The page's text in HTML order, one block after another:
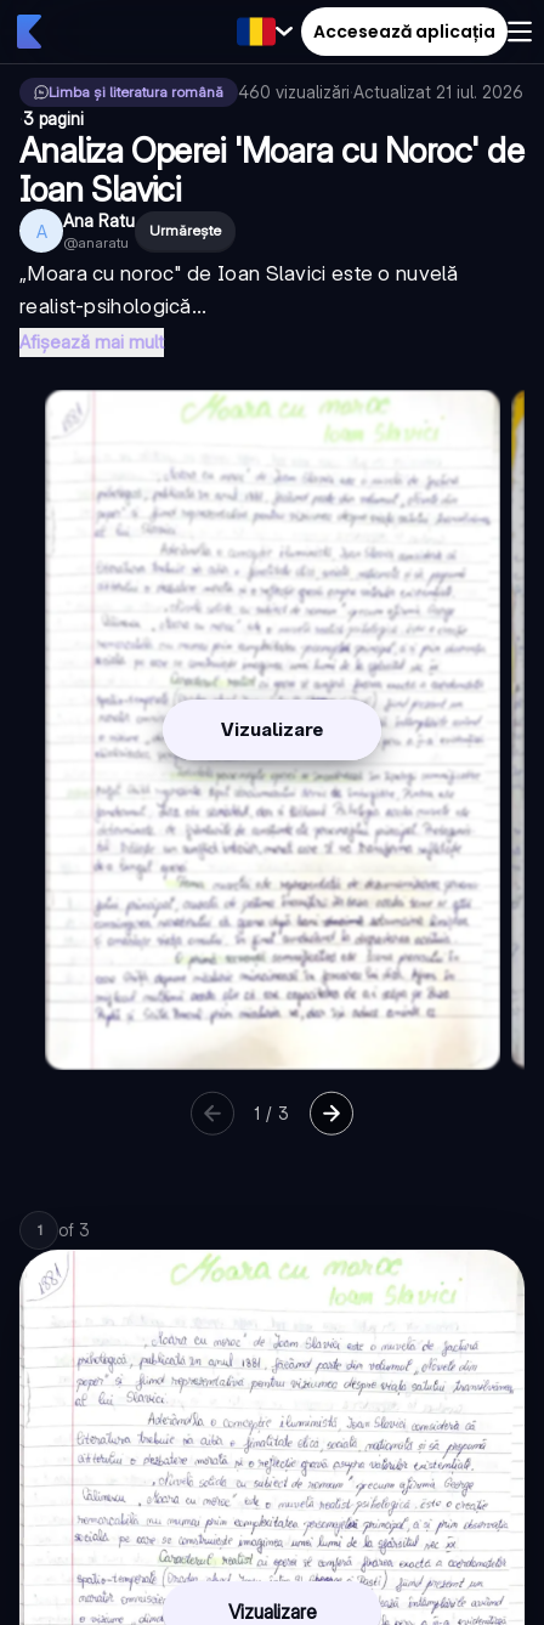
Accesează aplicația
Limba și literatura română 460 vizualizări·Actualizat 21 iul. 2026
·3 pagini
Analiza Operei 'Moara cu Noroc' de
Ioan Slavici
A Ana Ratu
@anaratu
Urmărește
„Moara cu noroc" de Ioan Slavici este o nuvelă
realist-psihologică...
Afișează mai mult
Vizualizare
1 / 3
1 of 3
Vizualizare